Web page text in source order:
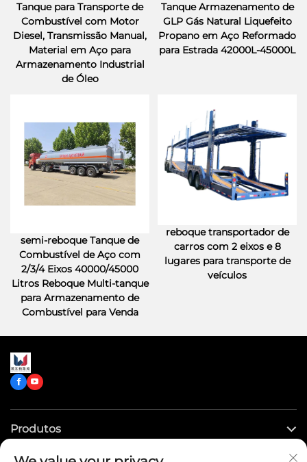
Tanque para Transporte de
Combustível com Motor
Diesel, Transmissão Manual,
Material em Aço para
Armazenamento Industrial
de Óleo
Tanque Armazenamento de
GLP Gás Natural Liquefeito
Propano em Aço Reformado
para Estrada 42000L-45000L
semi-reboque Tanque de
Combustível de Aço com
2/3/4 Eixos 40000/45000
Litros Reboque Multi-tanque
para Armazenamento de
Combustível para Venda
reboque transportador de
carros com 2 eixos e 8
lugares para transporte de
veículos
Produtos